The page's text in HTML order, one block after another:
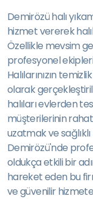
Demirözü halı
hizmet vererek
Özellikle mevsim
profesyonel
Halılarınızın
olarak
halıları evlerden
müşterilerinin
uzatmak ve
Demirözü'nde
oldukça etkili bir
hareket eden bu
ve güvenilir